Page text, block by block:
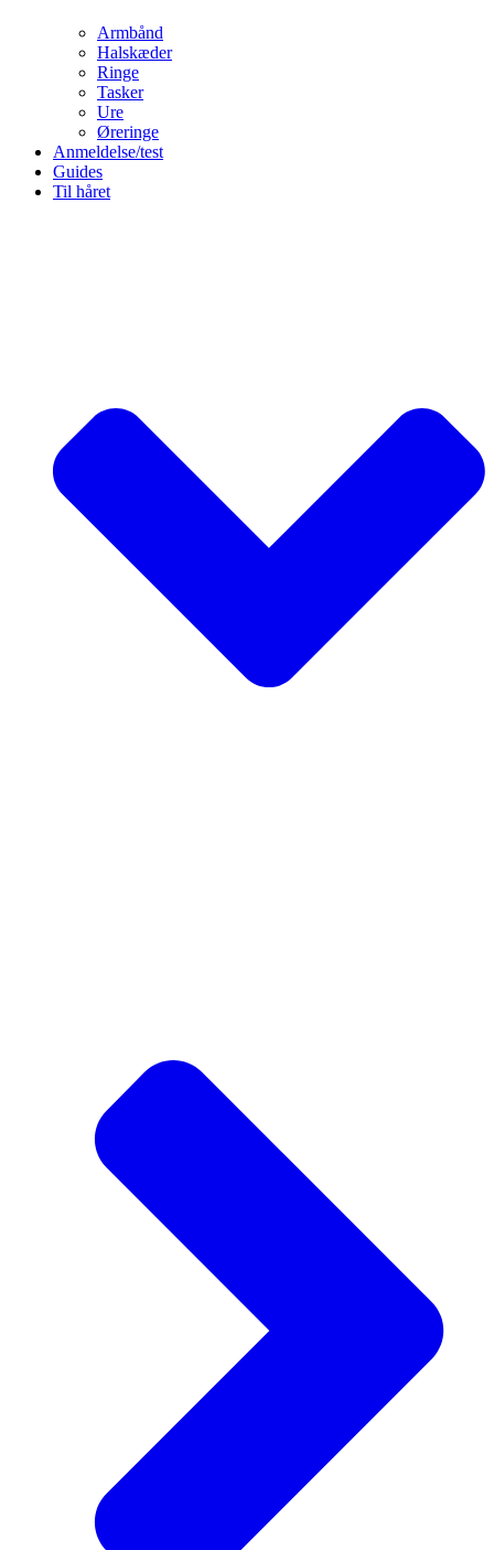
Armbånd
Halskæder
Ringe
Tasker
Ure
Øreringe
Anmeldelse/test
Guides
Til håret